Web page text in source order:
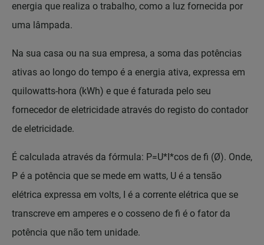
energia que realiza o trabalho, como a luz fornecida por
uma lâmpada.
Na sua casa ou na sua empresa, a soma das potências
ativas ao longo do tempo é a energia ativa, expressa em
quilowatts-hora (kWh) e que é faturada pelo seu
fornecedor de eletricidade através do registo do contador
de eletricidade.
É calculada através da fórmula: P=U*I*cos de fi (Ø). Onde,
P é a potência que se mede em watts, U é a tensão
elétrica expressa em volts, I é a corrente elétrica que se
transcreve em amperes e o cosseno de fi é o fator da
potência que não tem unidade.